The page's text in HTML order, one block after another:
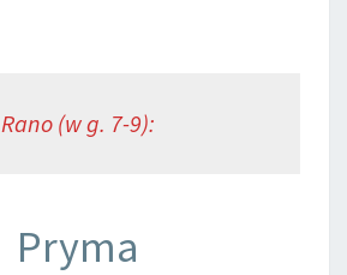
Rano (w g. 7-9):
Pryma